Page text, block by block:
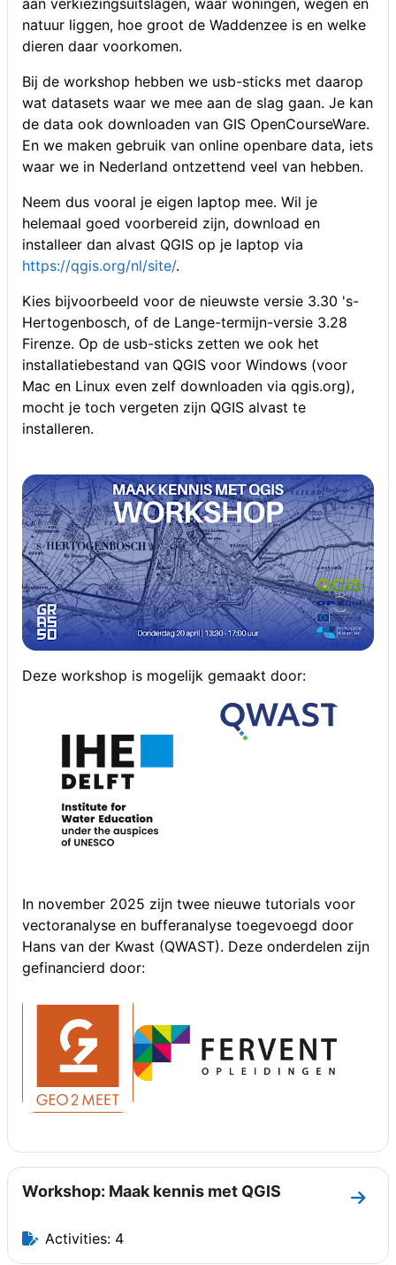
aan verkiezingsuitslagen, waar woningen, wegen en
natuur liggen, hoe groot de Waddenzee is en welke
dieren daar voorkomen.
Bij de workshop hebben we usb-sticks met daarop
wat datasets waar we mee aan de slag gaan. Je kan
de data ook downloaden van GIS OpenCourseWare.
En we maken gebruik van online openbare data, iets
waar we in Nederland ontzettend veel van hebben.
Neem dus vooral je eigen laptop mee. Wil je
helemaal goed voorbereid zijn, download en
installeer dan alvast QGIS op je laptop via
https://qgis.org/nl/site/.
Kies bijvoorbeeld voor de nieuwste versie 3.30 's-
Hertogenbosch, of de Lange-termijn-versie 3.28
Firenze. Op de usb-sticks zetten we ook het
installatiebestand van QGIS voor Windows (voor
Mac en Linux even zelf downloaden via qgis.org),
mocht je toch vergeten zijn QGIS alvast te
installeren.
Deze workshop is mogelijk gemaakt door:
In november 2025 zijn twee nieuwe tutorials voor
vectoranalyse en bufferanalyse toegevoegd door
Hans van der Kwast (QWAST). Deze onderdelen zijn
gefinancierd door:
Workshop: Maak kennis met QGIS
Go
Activities: 4